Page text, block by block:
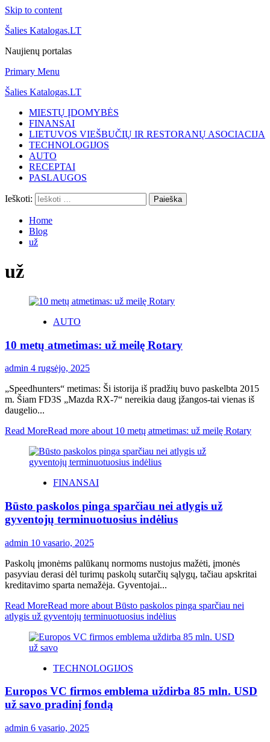
Skip to content
Šalies Katalogas.LT
Naujienų portalas
Primary Menu
Šalies Katalogas.LT
MIESTŲ ĮDOMYBĖS
FINANSAI
LIETUVOS VIEŠBUČIŲ IR RESTORANŲ ASOCIACIJA
TECHNOLOGIJOS
AUTO
RECEPTAI
PASLAUGOS
Ieškoti:
Home
Blog
už
už
AUTO
10 metų atmetimas: už meilę Rotary
admin 4 rugsėjo, 2025
„Speedhunters“ metimas: Ši istorija iš pradžių buvo paskelbta 2015
m. Šiam FD3S „Mazda RX-7“ nereikia daug įžangos-tai vienas iš
daugelio...
Read MoreRead more about 10 metų atmetimas: už meilę Rotary
FINANSAI
Būsto paskolos pinga sparčiau nei atlygis už
gyventojų terminuotuosius indėlius
admin 10 vasario, 2025
Paskolų įmonėms palūkanų normoms nustojus mažėti, įmonės
pasyviau derasi dėl turimų paskolų sutarčių sąlygų, tačiau apskritai
kreditavimo sparta nemažėja. Gyventojai...
Read MoreRead more about Būsto paskolos pinga sparčiau nei
atlygis už gyventojų terminuotuosius indėlius
TECHNOLOGIJOS
Europos VC firmos emblema uždirba 85 mln. USD
už savo pradinį fondą
admin 6 vasario, 2025